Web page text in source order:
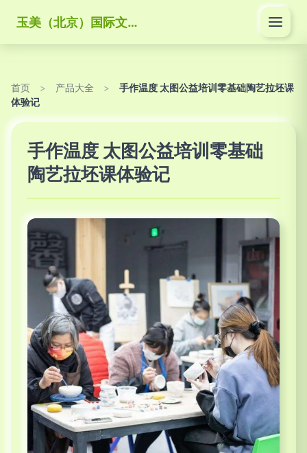
玉美（北京）国际文化传媒有限公司
首页 > 产品大全 >
手作温度 太图公益培训零基础陶艺拉坯课
体验记
手作温度 太图公益培训零基础
陶艺拉坯课体验记